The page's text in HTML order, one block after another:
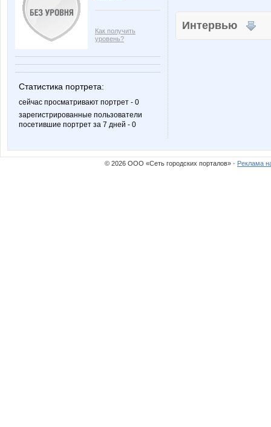
Как получить
уровень?
Статистика портрета:
сейчас просматривают портрет - 0
зарегистрированные пользователи
посетившие портрет за 7 дней - 0
Интервью
© 2026 ООО «Сеть городских порталов» · Реклама